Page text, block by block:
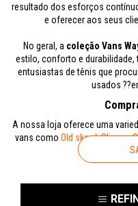
resultado dos esforços
e oferecer aos seus
No geral, a coleção Vans
estilo, conforto e durabilidade,
entusiastas de tênis que
usados
A nossa loja oferece uma
vans como Old skool,Slip-on,
em várias